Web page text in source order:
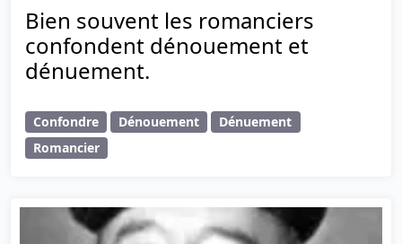
Bien souvent les romanciers
confondent dénouement et
dénuement.
Confondre Dénouement
Dénuement
Romancier